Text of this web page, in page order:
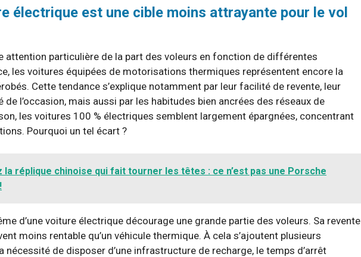
électrique est une cible moins attrayante pour le vol
attention particulière de la part des voleurs en fonction de différentes
les voitures équipées de motorisations thermiques représentent encore la
Cette tendance s’explique notamment par leur facilité de revente, leur
l’occasion, mais aussi par les habitudes bien ancrées des réseaux de
les voitures 100 % électriques semblent largement épargnées, concentrant
Pourquoi un tel écart ?
la réplique chinoise qui fait tourner les têtes : ce n’est pas une Porsche
d’une voiture électrique décourage une grande partie des voleurs. Sa revente
moins rentable qu’un véhicule thermique. À cela s’ajoutent plusieurs
nécessité de disposer d’une infrastructure de recharge, le temps d’arrêt